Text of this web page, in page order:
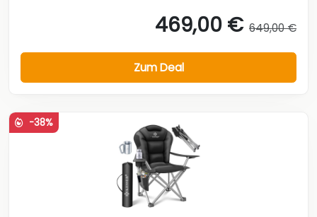
469,00 € 649,00 €
Zum Deal
-38%